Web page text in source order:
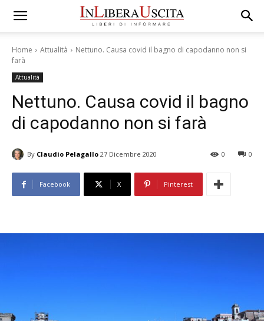
Home Attualità
Nettuno. Causa covid il bagno di capodanno non si
farà
Attualità
Nettuno. Causa covid il bagno
di capodanno non si farà
By Claudio Pelagallo 27 Dicembre 2020 0
0
Facebook X Pinterest